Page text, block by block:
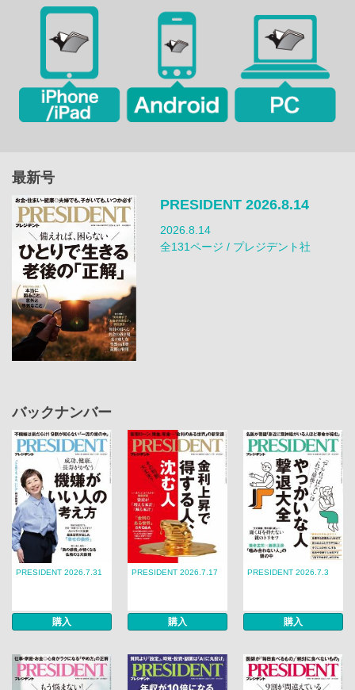
最新号
PRESIDENT 2026.8.14
2026.8.14
全131ページ / プレジデント社
バックナンバー
PRESIDENT 2026.7.31
購入
PRESIDENT 2026.7.17
購入
PRESIDENT 2026.7.3
購入